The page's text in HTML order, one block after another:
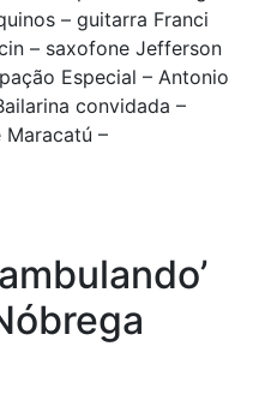
– guitarra Franci
– saxofone Jefferson
Especial – Antonio
convidada –
–